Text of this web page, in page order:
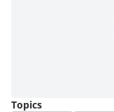
Topics